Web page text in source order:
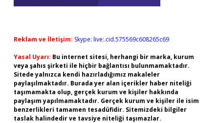
Reklam ve İletişim: Skype: live:.cid.575569c608265c69
Yasal Uyarı: Bu internet sitesi, herhangi bir marka, kurum
veya şahıs şirketi ile hiçbir bağlantısı bulunmamaktadır.
Sitede yalnızca kendi hazırladığımız makaleler
paylaşılmaktadır. Burada yer alan içerikler haber niteliği
taşımamakta olup, gerçek kurum ve kişiler hakkında
paylaşım yapılmamaktadır. Gerçek kurum ve kişiler ile isim
benzerlikleri tamamen tesadüfidir. Sitemizdeki bilgiler
taslak halindedir ve tavsiye niteliği taşımazlar.